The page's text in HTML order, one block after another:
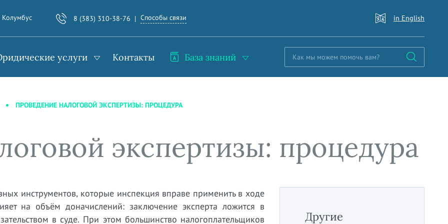
Колумбус 8 (383) 310-38-76 Способы связи in English
услуги Контакты База знаний
ПРОВЕДЕНИЕ НАЛОГОВОЙ ЭКСПЕРТИЗЫ: ПРОЦЕДУРА
экспертизы: процедура
инструментов, которые инспекция вправе применить в ходе
на объём доначислений: заключение эксперта ложится в
в суде. При этом большинство налогоплательщиков
Другие